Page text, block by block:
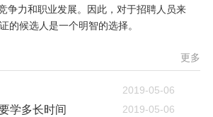
争力和职业发展。因此，对于招聘人员来
的候选人是一个明智的选择。
更多
2019-05-06
学多长时间 2019-05-06